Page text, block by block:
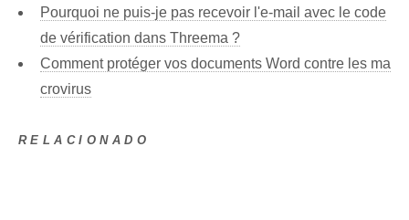
Pourquoi ne puis-je pas recevoir l'e-mail avec le code
de vérification dans Threema ?
Comment protéger vos documents Word contre les ma
crovirus
RELACIONADO